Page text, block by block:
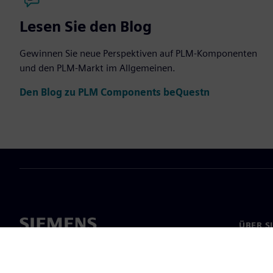
Lesen Sie den Blog
Gewinnen Sie neue Perspektiven auf PLM-Komponenten
und den PLM-Markt im Allgemeinen.
Den Blog zu PLM Components beQuestn
ÜBER